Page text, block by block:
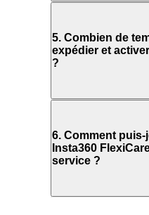
5. Combien de
expédier et
?
6. Comment puis-
Insta360
service ?